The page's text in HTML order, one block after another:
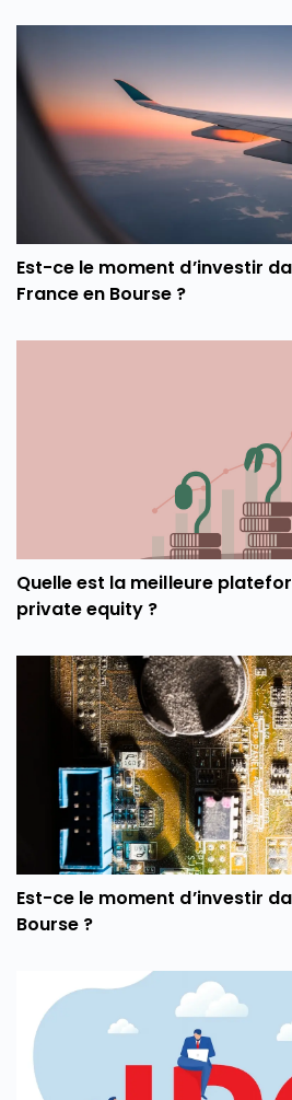
Est-ce le moment d’investir
France en Bourse ?
Quelle est la meilleure
private equity ?
Est-ce le moment d’investir
Bourse ?